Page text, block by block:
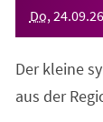
Do, 24.09.26
Der kleine
aus der